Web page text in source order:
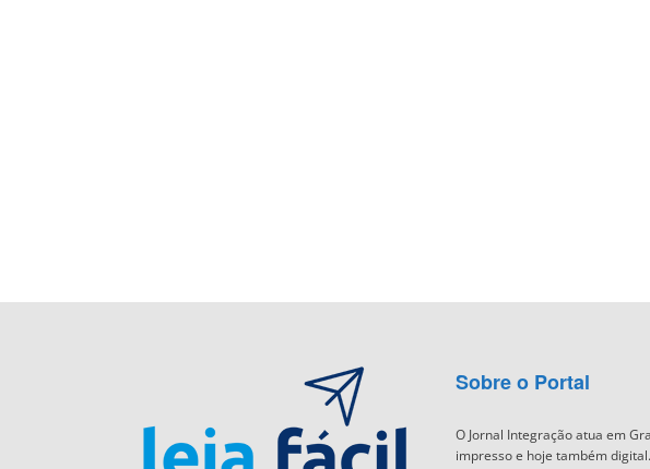
Sobre o Portal
O Jornal Integração atua em
impresso e hoje também